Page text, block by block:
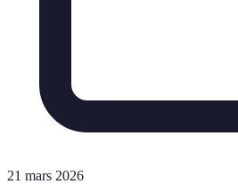
21 mars 2026